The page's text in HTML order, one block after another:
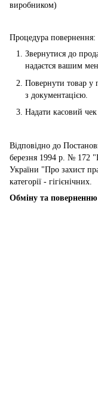
виробником)
Процедура повернення:
Звернутися до
надаєтся вашим
Повернути товар у
з документацією.
Надати касовий
Відповідно до
березня 1994 р. № 172
України "Про захист
категорії - гігієнічних.
Обміну та